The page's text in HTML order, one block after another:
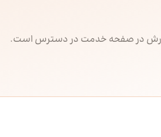
سفارش در صفحه خدمت در دسترس است.